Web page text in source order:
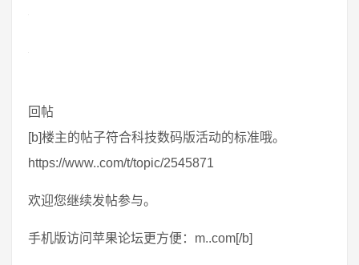
回帖
[b]楼主的帖子符合科技数码版活动的标准哦。
https://www..com/t/topic/2545871
欢迎您继续发帖参与。
手机版访问苹果论坛更方便：m..com[/b]